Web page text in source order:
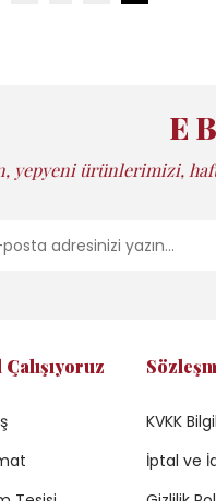
E
yepyeni ürünlerimizi,
Çalışıyoruz
KVKK
İptal ve